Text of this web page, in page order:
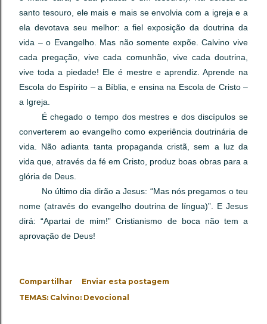
santo tesouro, ele mais e mais se envolvia com a igreja e a
ela devotava seu melhor: a fiel exposição da doutrina da
vida – o Evangelho. Mas não somente expõe. Calvino vive
cada pregação, vive cada comunhão, vive cada doutrina,
vive toda a piedade! Ele é mestre e aprendiz. Aprende na
Escola do Espírito – a Bíblia, e ensina na Escola de Cristo –
a Igreja.
É chegado o tempo dos mestres e dos discípulos se
converterem ao evangelho como experiência doutrinária de
vida. Não adianta tanta propaganda cristã, sem a luz da
vida que, através da fé em Cristo, produz boas obras para a
glória de Deus.
No último dia dirão a Jesus: “Mas nós pregamos o teu
nome (através do evangelho doutrina de língua)”. E Jesus
dirá: “Apartai de mim!” Cristianismo de boca não tem a
aprovação de Deus!
Compartilhar
Enviar esta postagem
TEMAS: Calvino: Devocional